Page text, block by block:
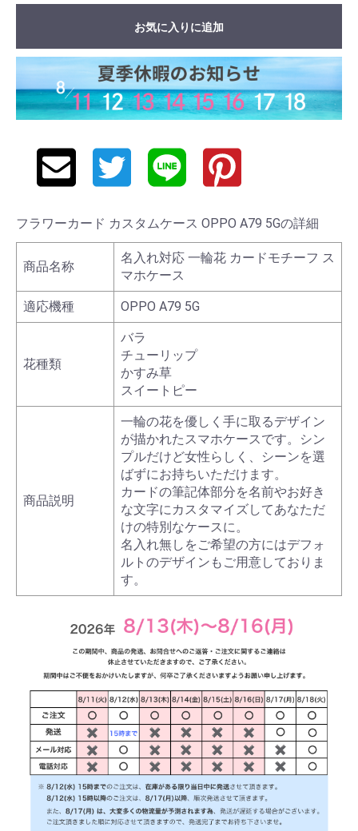
お気に入りに追加
フラワーカード カスタムケース OPPO A79 5Gの詳細
商品名称
名入れ対応 一輪花 カードモチーフ ス
マホケース
適応機種 OPPO A79 5G
花種類
バラ
チューリップ
かすみ草
スイートピー
商品説明
一輪の花を優しく手に取るデザイン
が描かれたスマホケースです。シン
プルだけど女性らしく、シーンを選
ばずにお持ちいただけます。
カードの筆記体部分を名前やお好き
な文字にカスタマイズしてあなただ
けの特別なケースに。
名入れ無しをご希望の方にはデフォ
ルトのデザインもご用意しておりま
す。